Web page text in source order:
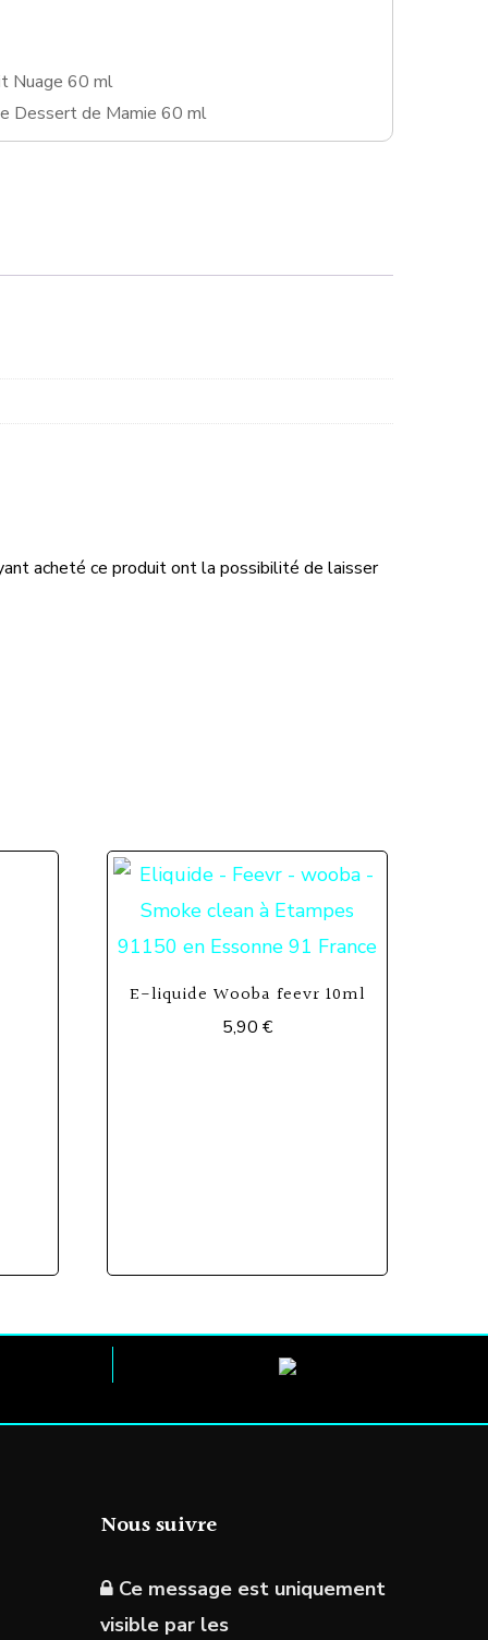
Nuage 60 ml
Dessert de Mamie 60 ml
acheté ce produit ont la possibilité de laisser
E-liquide Wooba feevr 10ml
5,90€
options
être
sur
Nous suivre
Ce message est uniquement
visible par les